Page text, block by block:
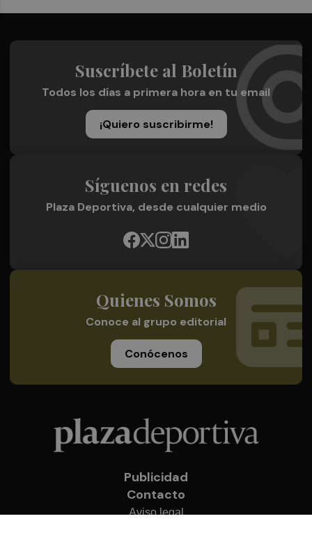
Suscríbete al Boletín
Todos los días a primera hora en tu email
¡Quiero suscribirme!
Síguenos en redes
Plaza Deportiva, desde cualquier medio
Quienes Somos
Conoce al grupo editorial
Conócenos
Publicidad
Contacto
Aviso legal